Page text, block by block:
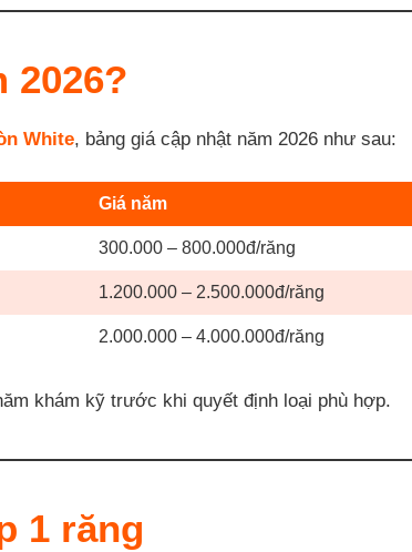
2026?
White, bảng giá cập nhật năm 2026 như sau:
Giá năm
300.000 – 800.000đ/răng
1.200.000 – 2.500.000đ/răng
2.000.000 – 4.000.000đ/răng
khám kỹ trước khi quyết định loại phù hợp.
1 răng